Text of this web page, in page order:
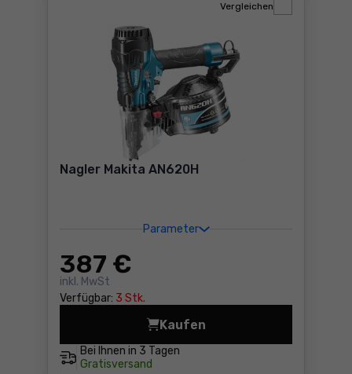
Nagler Makita AN620H
Parameter
387 €
inkl. MwSt
Verfügbar: 3 Stk.
Vergleichen
Bei Ihnen in 3 Tagen
Gratisversand
Kaufen
Nagler Makita AN620H